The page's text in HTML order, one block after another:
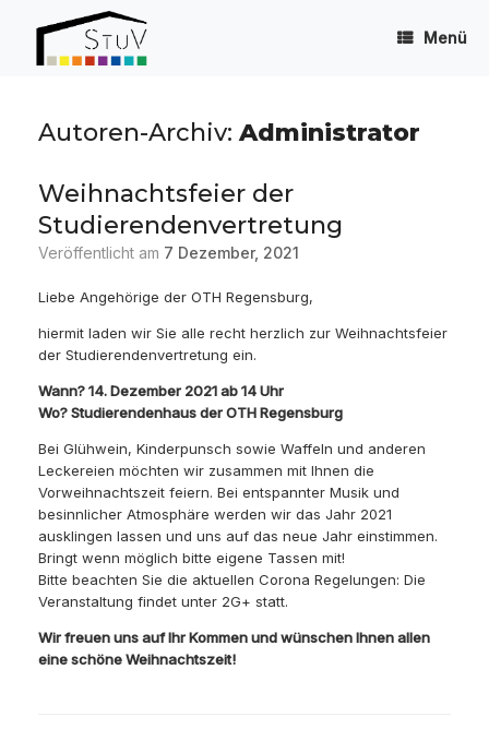
Menü
Autoren-Archiv:Administrator
Weihnachtsfeier der
Studierendenvertretung
Veröffentlicht am 7 Dezember, 2021
Liebe Angehörige der OTH Regensburg,
hiermit laden wir Sie alle recht herzlich zur Weihnachtsfeier
der Studierendenvertretung ein.
Wann? 14. Dezember 2021 ab 14 Uhr
Wo? Studierendenhaus der OTH Regensburg
Bei Glühwein, Kinderpunsch sowie Waffeln und anderen
Leckereien möchten wir zusammen mit Ihnen die
Vorweihnachtszeit feiern. Bei entspannter Musik und
besinnlicher Atmosphäre werden wir das Jahr 2021
ausklingen lassen und uns auf das neue Jahr einstimmen.
Bringt wenn möglich bitte eigene Tassen mit!
Bitte beachten Sie die aktuellen Corona Regelungen: Die
Veranstaltung findet unter 2G+ statt.
Wir freuen uns auf Ihr Kommen und wünschen Ihnen allen
eine schöne Weihnachtszeit!